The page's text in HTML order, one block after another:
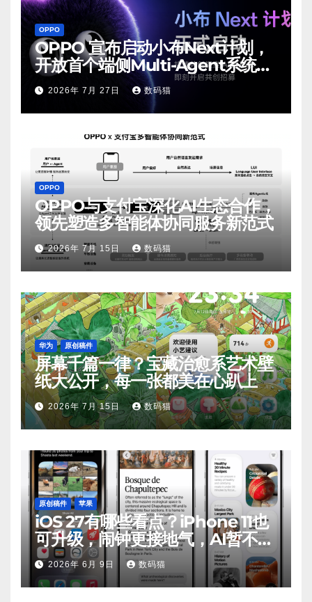
OPPO
OPPO 宣布启动小布Next计划，
开放首个端侧Multi-Agent系统内
测2026年 7月 27日 数码猫
OPPO
OPPO与支付宝深化AI生态合作，
领先塑造多智能体协同服务新范式
2026年 7月 15日 数码猫
华为 原创稿件
屏幕千篇一律？宝藏治愈系艺术壁
纸大公开，每一张都美在心趴上
2026年 7月 15日 数码猫
原创稿件 苹果
iOS 27有哪些看点？iPhone 11也
可升级，闹钟更接地气，AI暂不支
持2026年 6月 9日 数码猫